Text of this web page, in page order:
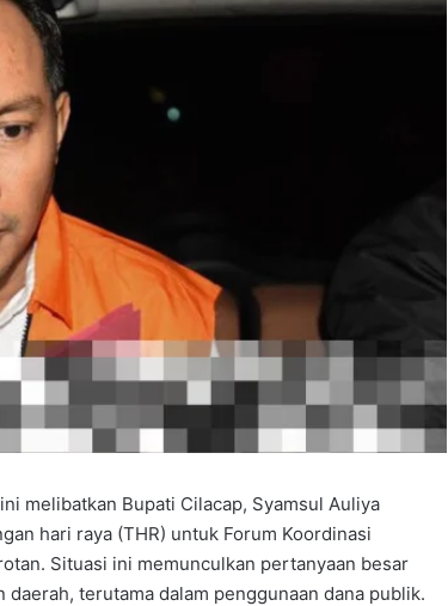
melibatkan Bupati Cilacap, Syamsul Auliya
hari raya (THR) untuk Forum Koordinasi
Situasi ini memunculkan pertanyaan besar
terutama dalam penggunaan dana publik.